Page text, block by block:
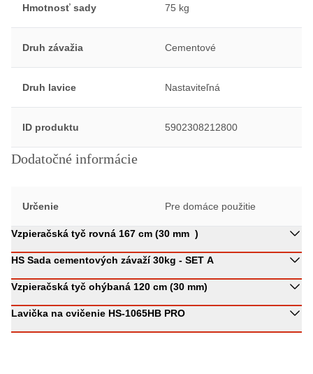
Hmotnosť sady 75 kg
Druh závažia Cementové
Druh lavice Nastaviteľná
ID produktu 5902308212800
Dodatočné informácie
Určenie Pre domáce použitie
Vzpieračská tyč rovná 167 cm (30 mm )
HS Sada cementových závaží 30kg - SET A
Vzpieračská tyč ohýbaná 120 cm (30 mm)
Lavička na cvičenie HS-1065HB PRO